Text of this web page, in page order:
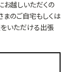
お越しいただくの
まのご自宅もしくは
をいただける出張